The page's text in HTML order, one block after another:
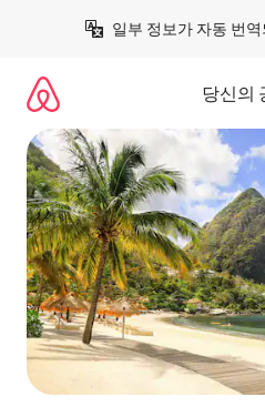
일부 정보가 자동 번
당신의